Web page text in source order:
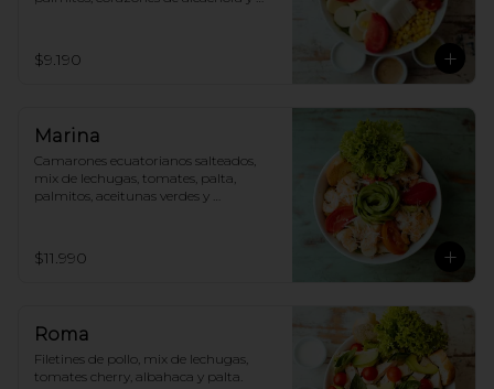
$9.190
Marina
Camarones ecuatorianos salteados,
mix de lechugas, tomates, palta,
palmitos, aceitunas verdes y
$11.990
Roma
Filetines de pollo, mix de lechugas,
tomates cherry, albahaca y palta.